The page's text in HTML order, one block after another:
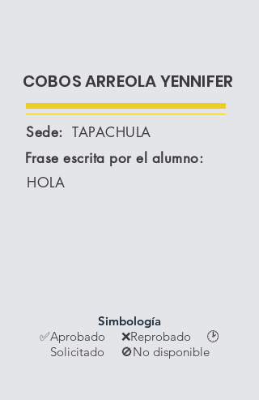
COBOS ARREOLA YENNIFER
Sede: TAPACHULA
Frase escrita por el alumno:
HOLA
Simbología
✅Aprobado ❌Reprobado 🕑
Solicitado 🚫No disponible